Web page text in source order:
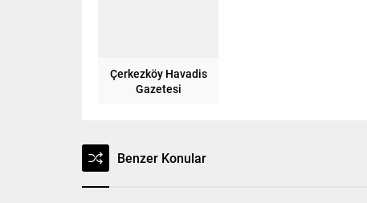
Çerkezköy Havadis
Gazetesi
Benzer Konular